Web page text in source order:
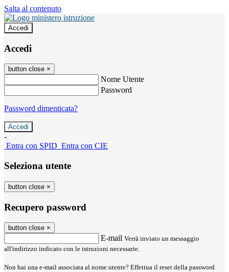
Salta al contenuto
Accedi
Accedi
button close ×
Nome Utente
Password
Password dimenticata?
-
Entra con SPID Entra con CIE
Seleziona utente
button close ×
Recupero password
button close ×
E-mail Verrà inviato un messaggio
all'indirizzo indicato con le istruzioni necessarie.
Non hai una e-mail associata al nome utente? Effettua il reset della password